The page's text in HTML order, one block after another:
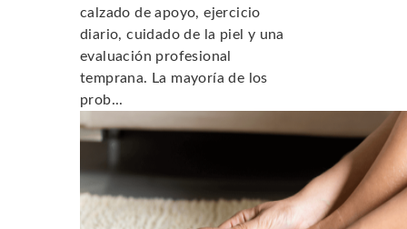
calzado de apoyo, ejercicio
diario, cuidado de la piel y una
evaluación profesional
temprana. La mayoría de los
prob...